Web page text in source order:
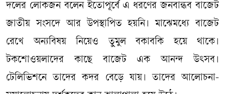
দলের লোকজন বলেন ইতোপূর্বে এ ধরণের জনবান্ধব বাজেট
জাতীয় সংসদে আর উপস্থাপিত হয়নি। মাঝেমধ্যে বাজেট
রেখে অন্যবিষয় নিয়েও তুমুল বকাবকি হয়ে থাকে।
টকশোওয়লাদের কাছে বাজেট এক আনন্দ উৎসব।
টেলিভিশনে তাদের কদর বেড়ে যায়। তাদের আলোচনা-